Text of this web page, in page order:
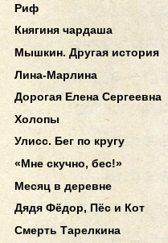
Риф
Княгиня чардаша
Мышкин. Другая история
Лина-Марлина
Дорогая Елена Сергеевна
Холопы
Улисс. Бег по кругу
«Мне скучно, бес!»
Месяц в деревне
Дядя Фёдор, Пёс и Кот
Смерть Тарелкина